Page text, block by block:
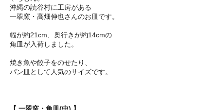
沖縄の読谷村に工房がある
一翠窯・高畑伸也さんのお皿です。
幅が約21cm、奥行きが約14cmの
角皿が入荷しました。
焼き魚や餃子をのせたり、
パン皿として人気のサイズです。
【 一翠窯・角皿(中) 】